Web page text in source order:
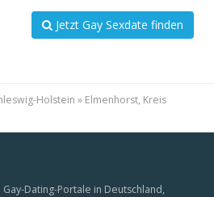
Jetzt Gay Sexdate finden
Holstein » Elmenhorst, Kreis
Dating-Portale in Deutschland,